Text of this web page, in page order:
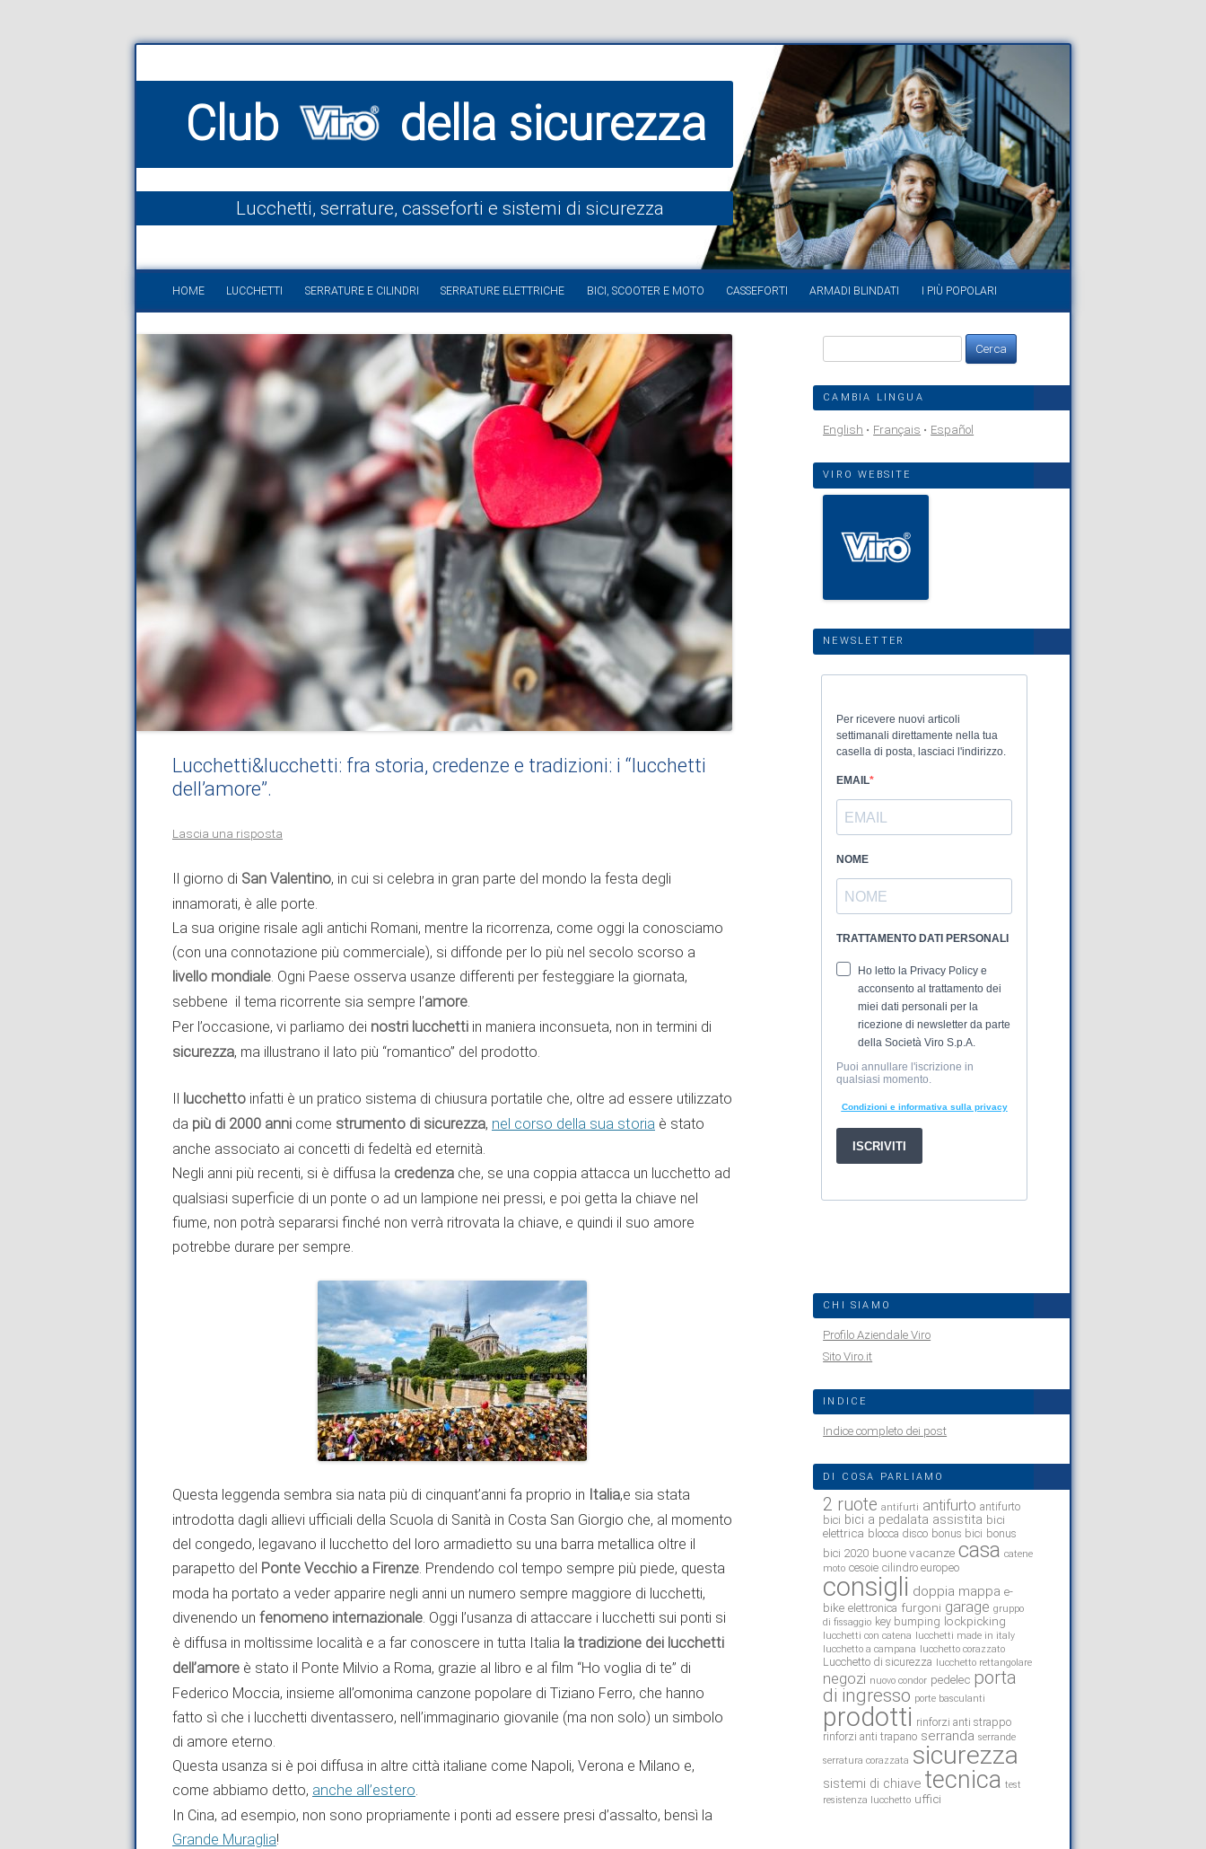
Club della sicurezza
Lucchetti, serrature, casseforti e sistemi di sicurezza
HOME LUCCHETTI SERRATURE E CILINDRI SERRATURE ELETTRICHE BICI, SCOOTER E MOTO CASSEFORTI ARMADI BLINDATI I PIÙ POPOLARI
Lucchetti&lucchetti: fra storia, credenze e tradizioni: i “lucchetti
dell’amore”.
Lascia una risposta
Il giorno di San Valentino, in cui si celebra in gran parte del mondo la festa degli
innamorati, è alle porte.
La sua origine risale agli antichi Romani, mentre la ricorrenza, come oggi la conosciamo
(con una connotazione più commerciale), si diffonde per lo più nel secolo scorso a
livello mondiale. Ogni Paese osserva usanze differenti per festeggiare la giornata,
sebbene il tema ricorrente sia sempre l’amore.
Per l’occasione, vi parliamo dei nostri lucchetti in maniera inconsueta, non in termini di
sicurezza, ma illustrano il lato più “romantico” del prodotto.
Il lucchetto infatti è un pratico sistema di chiusura portatile che, oltre ad essere utilizzato
da più di 2000 anni come strumento di sicurezza, nel corso della sua storia è stato
anche associato ai concetti di fedeltà ed eternità.
Negli anni più recenti, si è diffusa la credenza che, se una coppia attacca un lucchetto ad
qualsiasi superficie di un ponte o ad un lampione nei pressi, e poi getta la chiave nel
fiume, non potrà separarsi finché non verrà ritrovata la chiave, e quindi il suo amore
potrebbe durare per sempre.
Questa leggenda sembra sia nata più di cinquant’anni fa proprio in Italia,e sia stata
introdotta dagli allievi ufficiali della Scuola di Sanità in Costa San Giorgio che, al momento
del congedo, legavano il lucchetto del loro armadietto su una barra metallica oltre il
parapetto del Ponte Vecchio a Firenze. Prendendo col tempo sempre più piede, questa
moda ha portato a veder apparire negli anni un numero sempre maggiore di lucchetti,
divenendo un fenomeno internazionale. Oggi l’usanza di attaccare i lucchetti sui ponti si
è diffusa in moltissime località e a far conoscere in tutta Italia la tradizione dei lucchetti
dell’amore è stato il Ponte Milvio a Roma, grazie al libro e al film “Ho voglia di te” di
Federico Moccia, insieme all’omonima canzone popolare di Tiziano Ferro, che hanno
fatto sì che i lucchetti diventassero, nell’immaginario giovanile (ma non solo) un simbolo
di amore eterno.
Questa usanza si è poi diffusa in altre città italiane come Napoli, Verona e Milano e,
come abbiamo detto, anche all’estero.
In Cina, ad esempio, non sono propriamente i ponti ad essere presi d’assalto, bensì la
Grande Muraglia!
per:
CAMBIA LINGUA
English Français Español
VIRO WEBSITE
NEWSLETTER
CHI SIAMO
Profilo Aziendale Viro
Sito Viro.it
INDICE
Indice completo dei post
DI COSA PARLIAMO
2 ruote antifurti antifurto antifurto
bici bici a pedalata assistita bici
elettrica blocca disco bonus bici bonus
bici 2020 buone vacanze casa catene
moto cesoie cilindro europeo
consigli doppia mappa e-
bike elettronica furgoni garage gruppo
di fissaggio key bumping lockpicking
lucchetti con catena lucchetti made in italy
lucchetto a campana lucchetto corazzato
Lucchetto di sicurezza lucchetto rettangolare
negozi nuovo condor pedelec porta
di ingresso porte basculanti
prodotti rinforzi anti strappo
rinforzi anti trapano serranda serrande
serratura corazzata sicurezza
sistemi di chiave tecnica test
resistenza lucchetto uffici